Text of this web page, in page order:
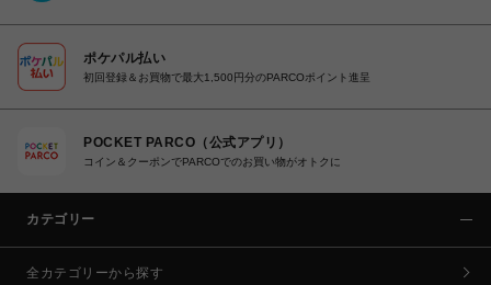
ポケパル払い
初回登録＆お買物で最大1,500円分のPARCOポイント進呈
POCKET PARCO（公式アプリ）
コイン＆クーポンでPARCOでのお買い物がオトクに
カテゴリー
全カテゴリーから探す